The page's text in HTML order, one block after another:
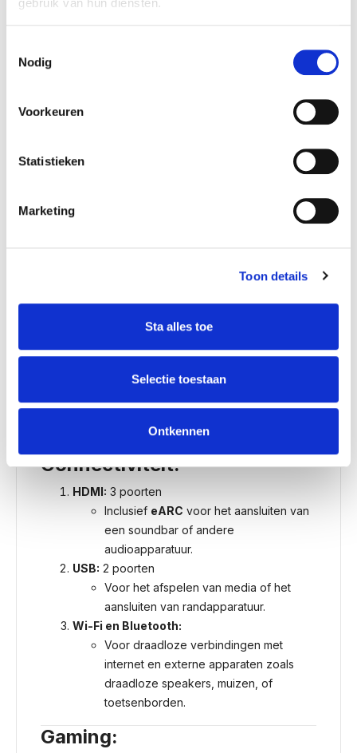
Selection
Nodig
Voorkeuren
Statistieken
Marketing
Toon details
Sta alles toe
Selectie toestaan
Ontkennen
Audio:
Adaptive Sound:
Design en afmetingen:
die in elk interieur past, met minimale
randen voor een bijna randloos effect.
Schermgrootte:43 inch
ruimtes, zoals een woonkamer of
slaapkamer.
Connectiviteit:
HDMI: 3 poorten
Inclusief eARC voor het aansluiten van
een soundbar of andere
audioapparatuur.
USB: 2 poorten
Voor het afspelen van media of het
aansluiten van randapparatuur.
Wi-Fi en Bluetooth:
Voor draadloze verbindingen met
internet en externe apparaten zoals
draadloze speakers, muizen, of
toetsenborden.
Gaming: